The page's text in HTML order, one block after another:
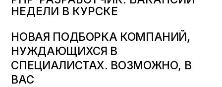
НЕДЕЛИ В КУРСКЕ
НОВАЯ ПОДБОРКА КОМПАНИЙ,
НУЖДАЮЩИХСЯ В
СПЕЦИАЛИСТАХ. ВОЗМОЖНО, В
ВАС